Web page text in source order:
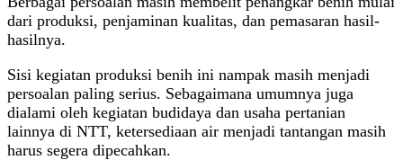
dari produksi, penjaminan kualitas, dan pemasaran hasil-
hasilnya.
Sisi kegiatan produksi benih ini nampak masih menjadi
persoalan paling serius. Sebagaimana umumnya juga
dialami oleh kegiatan budidaya dan usaha pertanian
lainnya di NTT, ketersediaan air menjadi tantangan masih
harus segera dipecahkan.